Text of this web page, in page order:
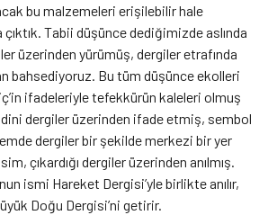
bu malzemeleri erişilebilir hale
Tabii düşünce dediğimizde aslında
üzerinden yürümüş, dergiler etrafında
bahsediyoruz. Bu tüm düşünce ekolleri
ifadeleriyle tefekkürün kaleleri olmuş
dergiler üzerinden ifade etmiş, sembol
dergiler bir şekilde merkezi bir yer
çıkardığı dergiler üzerinden anılmış.
ismi Hareket Dergisi’yle birlikte anılır,
Doğu Dergisi’ni getirir.